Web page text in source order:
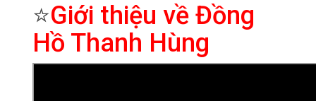
⭐Giới thiệu về Đồng
Hồ Thanh Hùng